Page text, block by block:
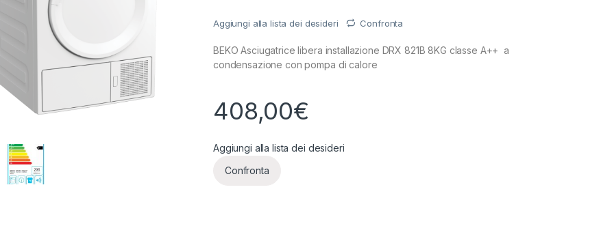
Aggiungi alla lista dei desideri Confronta
BEKO Asciugatrice libera installazione DRX 821B 8KG classe A++ a
condensazione con pompa di calore
408,00€
Aggiungi alla lista dei desideri
Confronta